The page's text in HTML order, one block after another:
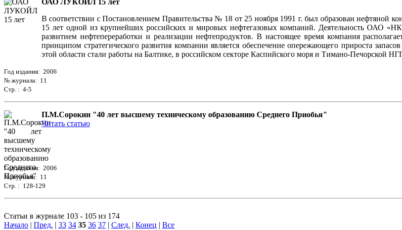
ОАО ЛУКОЙЛ 15 лет
В соответствии с Постановлением Правительства № 18 от 25 ноября 1991 г. был образован
15 лет одной из крупнейших российских и мировых нефтегазовых компаний. Деятельность ОАО
развитием нефтепереработки и реализации нефтепродуктов. В настоящее время компания
принципом стратегического развития компании является обеспечение опережающего прироста
этой области стали работы на Балтике, в российском секторе Каспийского моря и Тимано-Печорской
Год издания: 2006
№ журнала: 11
Стр. : 4-5
П.М.Сорокин "40 лет высшему техническому образованию Среднего Приобья"
Читать статью
Год издания: 2006
№ журнала: 11
Стр. : 128-129
Статьи в журнале 103 - 105 из 174
Начало | Пред. | 33 34 35 36 37 | След. | Конец | Все